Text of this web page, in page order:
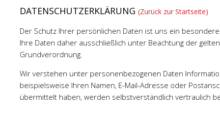
DATENSCHUTZERKLÄRUNG (Zurück zur Startseite)
Der Schutz Ihrer persönlichen Daten ist uns ein
Ihre Daten daher ausschließlich unter Beachtung der
Grundverordnung.
Wir verstehen unter personenbezogenen Daten
beispielsweise Ihren Namen, E-Mail-Adresse oder
übermittelt haben, werden selbstverständlich vertraulich